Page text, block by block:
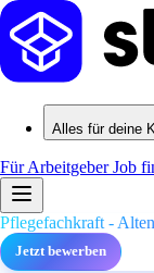
Alles für deine
Für ArbeitgeberJob
Pflegefachkraft -
Jetzt bewerben